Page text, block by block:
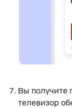
Вы получите
телевизор